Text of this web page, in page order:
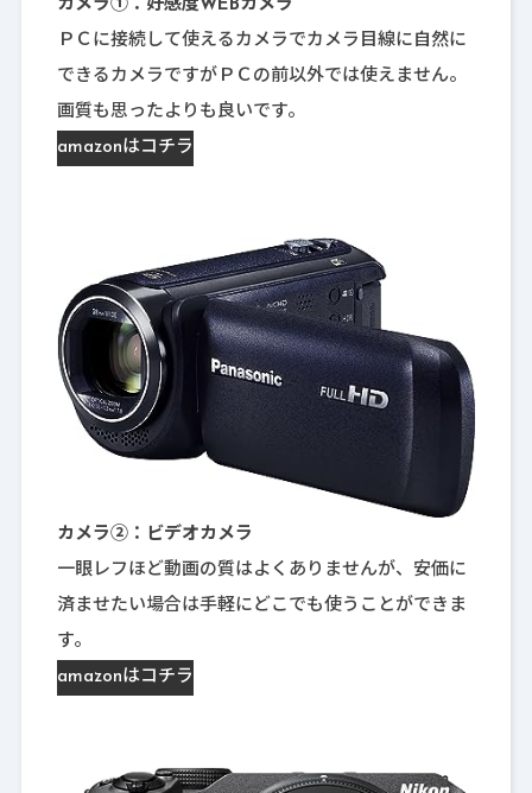
カメラ①：好感度WEBカメラ
ＰＣに接続して使えるカメラでカメラ目線に自然に
できるカメラですがＰＣの前以外では使えません。
画質も思ったよりも良いです。
amazonはコチラ
カメラ②：ビデオカメラ
一眼レフほど動画の質はよくありませんが、安価に
済ませたい場合は手軽にどこでも使うことができま
す。
amazonはコチラ